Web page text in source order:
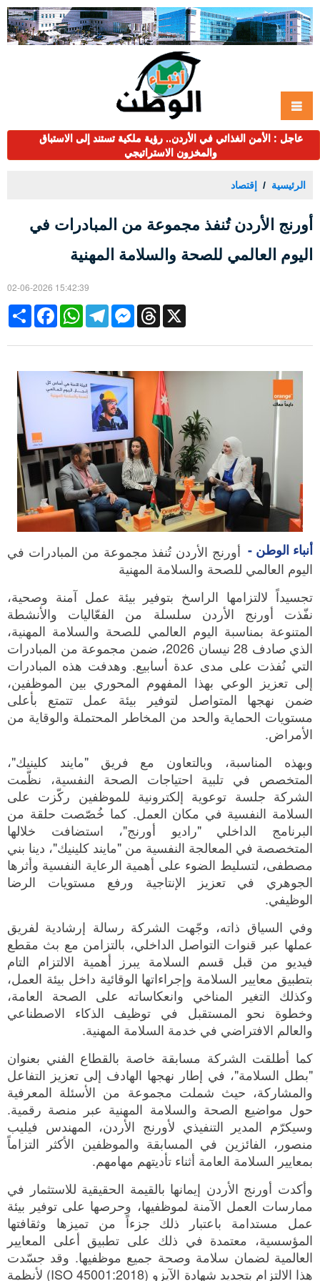
عاجل : الأمن الغذائي في الأردن.. رؤية ملكية تستند إلى الاستباق
والمخزون الاستراتيجي
الرئيسية إقتصاد
أورنج الأردن تُنفذ مجموعة من المبادرات في
اليوم العالمي للصحة والسلامة المهنية
02-06-2026 15:42:39
Share
FacebookWhatsAppTelegramMessengerThreads X
أنباء الوطن - أورنج الأردن تُنفذ مجموعة من المبادرات في
اليوم العالمي للصحة والسلامة المهنية
تجسيداً لالتزامها الراسخ بتوفير بيئة عمل آمنة وصحية،
نفّذت أورنج الأردن سلسلة من الفعّاليات والأنشطة
المتنوعة بمناسبة اليوم العالمي للصحة والسلامة المهنية،
الذي صادف 28 نيسان 2026، ضمن مجموعة من المبادرات
التي نُفذت على مدى عدة أسابيع. وهدفت هذه المبادرات
إلى تعزيز الوعي بهذا المفهوم المحوري بين الموظفين،
ضمن نهجها المتواصل لتوفير بيئة عمل تتمتع بأعلى
مستويات الحماية والحد من المخاطر المحتملة والوقاية من
الأمراض.
وبهذه المناسبة، وبالتعاون مع فريق "مايند كلينيك"،
المتخصص في تلبية احتياجات الصحة النفسية، نظّمت
الشركة جلسة توعوية إلكترونية للموظفين ركّزت على
السلامة النفسية في مكان العمل. كما خُصّصت حلقة من
البرنامج الداخلي "راديو أورنج"، استضافت خلالها
المتخصصة في المعالجة النفسية من "مايند كلينيك"، دينا بني
مصطفى، لتسليط الضوء على أهمية الرعاية النفسية وأثرها
الجوهري في تعزيز الإنتاجية ورفع مستويات الرضا
الوظيفي.
وفي السياق ذاته، وجّهت الشركة رسالة إرشادية لفريق
عملها عبر قنوات التواصل الداخلي، بالتزامن مع بث مقطع
فيديو من قبل قسم السلامة يبرز أهمية الالتزام التام
بتطبيق معايير السلامة وإجراءاتها الوقائية داخل بيئة العمل،
وكذلك التغير المناخي وانعكاساته على الصحة العامة،
وخطوة نحو المستقبل في توظيف الذكاء الاصطناعي
والعالم الافتراضي في خدمة السلامة المهنية.
كما أطلقت الشركة مسابقة خاصة بالقطاع الفني بعنوان
"بطل السلامة"، في إطار نهجها الهادف إلى تعزيز التفاعل
والمشاركة، حيث شملت مجموعة من الأسئلة المعرفية
حول مواضيع الصحة والسلامة المهنية عبر منصة رقمية.
وسيكرّم المدير التنفيذي لأورنج الأردن، المهندس فيليب
منصور، الفائزين في المسابقة والموظفين الأكثر التزاماً
بمعايير السلامة العامة أثناء تأديتهم مهامهم.
وأكدت أورنج الأردن إيمانها بالقيمة الحقيقية للاستثمار في
ممارسات العمل الآمنة لموظفيها، وحرصها على توفير بيئة
عمل مستدامة باعتبار ذلك جزءاً من تميزها وثقافتها
المؤسسية، معتمدة في ذلك على تطبيق أعلى المعايير
العالمية لضمان سلامة وصحة جميع موظفيها. وقد جسّدت
هذا الالتزام بتجديد شهادة الآيزو (ISO 45001:2018) لأنظمة